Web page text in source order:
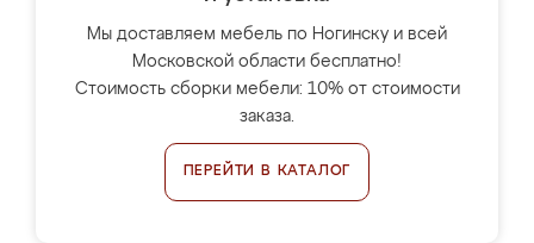
Мы доставляем мебель по Ногинску и всей
Московской области бесплатно!
Стоимость сборки мебели: 10% от стоимости
заказа.
ПЕРЕЙТИ В КАТАЛОГ